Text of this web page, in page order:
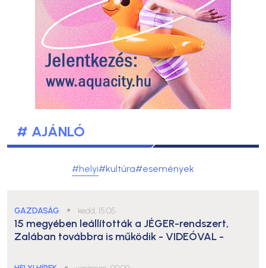
# AJÁNLÓ
#helyi#kultúra#események
GAZDASÁG ● kedd, 15:05
15 megyében leállították a JÉGER-rendszert,
Zalában továbbra is működik - VIDEÓVAL -